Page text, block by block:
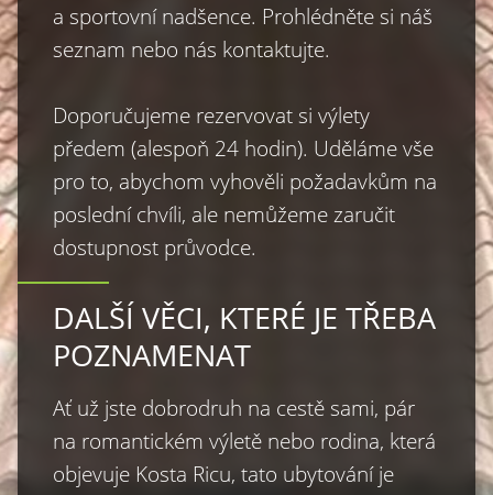
a sportovní nadšence. Prohlédněte si náš
seznam nebo nás kontaktujte.
Doporučujeme rezervovat si výlety
předem (alespoň 24 hodin). Uděláme vše
pro to, abychom vyhověli požadavkům na
poslední chvíli, ale nemůžeme zaručit
dostupnost průvodce.
DALŠÍ VĚCI, KTERÉ JE TŘEBA
POZNAMENAT
Ať už jste dobrodruh na cestě sami, pár
na romantickém výletě nebo rodina, která
objevuje Kosta Ricu, tato ubytování je